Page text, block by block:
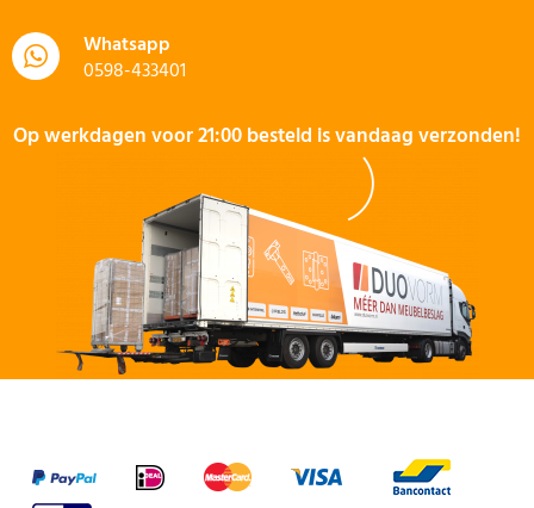
Whatsapp
0598-433401
Op werkdagen voor 21:00 besteld is vandaag verzonden!